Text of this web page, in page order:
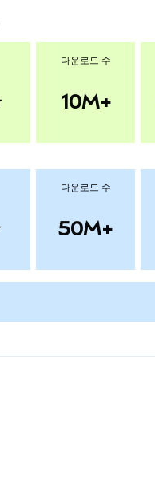
다운로드 수
10M+
다운로드 수
50M+